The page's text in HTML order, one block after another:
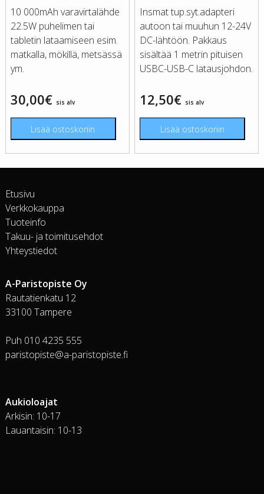
10 000mAh varavirtalähde
22.5W puhelimen tai
tabletin lataamiseen esim.
matkalla, mökillä, metsässä
ym.
30,00€ sis alv
Lisää ostoskoriin
Insmat tup.syt.adapteri
autoon tai muuhun 12-24V
DC-lähtöön. Pakkaus
sisältää 1 metrin pituisen
USBC-USB-C latausjohdon.
12,50€ sis alv
Lisää ostoskoriin
Etusivu
Verkkokauppa
Tuoteinfo
Takuu- ja toimitusehdot
Yhteystiedot
A-Paristopiste Oy
Rautatienkatu 12
33100 Tampere
Puh 010 4235 555
paristopiste@a-paristopiste.fi
Aukioloajat
Arkisin: 10-17
Lauantaisin: 10-13